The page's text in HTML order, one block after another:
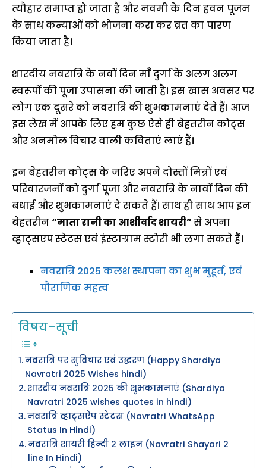
त्यौहार समाप्त हो जाता है और नवमी के दिन हवन पूजन
के साथ कन्याओं को भोजना करा कर व्रत का पारण
किया जाता है।
शारदीय नवरात्रि के नवों दिन माँ दुर्गा के अलग अलग
स्वरूपों की पूजा उपासना की जाती है। इस खास अवसर पर
लोग एक दूसरे को नवरात्रि की शुभकामनाएं देते हैं। आज
इस लेख में आपके लिए हम कुछ ऐसे ही बेहतरीन कोट्स
और अनमोल विचार वाली कविताएं लाएं हैं।
इन बेहतरीन कोट्स के जरिए अपने दोस्तों मित्रों एवं
परिवारजनों को दुर्गा पूजा और नवरात्रि के नावों दिन की
बधाई और शुभकामनाएं दे सकते हैं। साथ ही साथ आप इन
बेहतरीन“माता रानी का आशीर्वाद शायरी”से अपना
व्हाट्सएप स्टेटस एवं इंस्टाग्राम स्टोरी भी लगा सकते हैं।
नवरात्रि 2025 कलश स्थापना का शुभ मुहूर्त, एवं
पौराणिक महत्व
विषय–सूची
नवरात्रि पर सुविचार एवं उद्धरण (Happy Shardiya
Navratri 2025 Wishes hindi)
शारदीय नवरात्रि 2025 की शुभकामनाएं (Shardiya
Navratri 2025 wishes quotes in hindi)
नवरात्रि व्हाट्सऐप स्टेटस (Navratri WhatsApp
Status In Hindi)
नवरात्रि शायरी हिन्दी 2 लाइन (Navratri Shayari 2
line In Hindi)